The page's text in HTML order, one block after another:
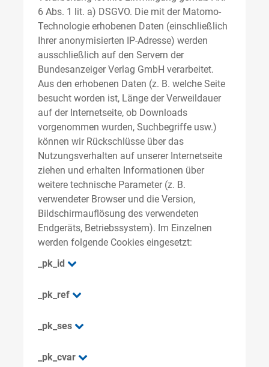
6 Abs. 1 lit. a) DSGVO. Die mit der Matomo-
Technologie erhobenen Daten (einschließlich
Ihrer anonymisierten IP-Adresse) werden
ausschließlich auf den Servern der
Bundesanzeiger Verlag GmbH verarbeitet.
Aus den erhobenen Daten (z. B. welche Seite
besucht worden ist, Länge der Verweildauer
auf der Internetseite, ob Downloads
vorgenommen wurden, Suchbegriffe usw.)
können wir Rückschlüsse über das
Nutzungsverhalten auf unserer Internetseite
ziehen und erhalten Informationen über
weitere technische Parameter (z. B.
verwendeter Browser und die Version,
Bildschirmauflösung des verwendeten
Endgeräts, Betriebssystem). Im Einzelnen
werden folgende Cookies eingesetzt:
_pk_id
_pk_ref
_pk_ses
_pk_cvar